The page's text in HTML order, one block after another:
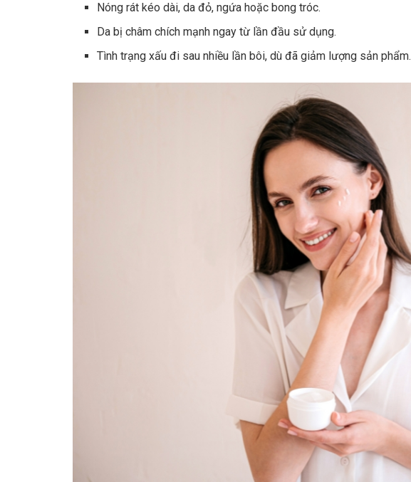
Nóng rát kéo dài, da đỏ, ngứa hoặc bong tróc.
Da bị châm chích mạnh ngay từ lần đầu sử dụng.
Tình trạng xấu đi sau nhiều lần bôi, dù đã giảm lượng sản phẩm.